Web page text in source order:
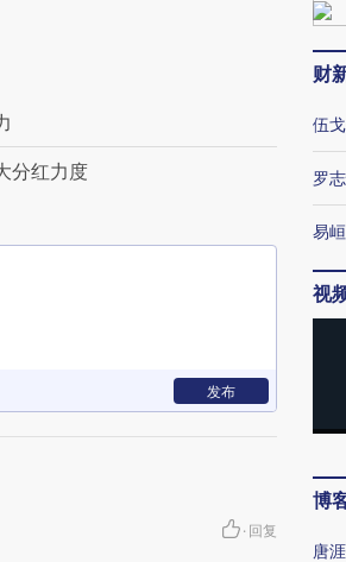
分红力度
发布
· 回复
财
伍戈
罗
易峘
视
博
唐涯